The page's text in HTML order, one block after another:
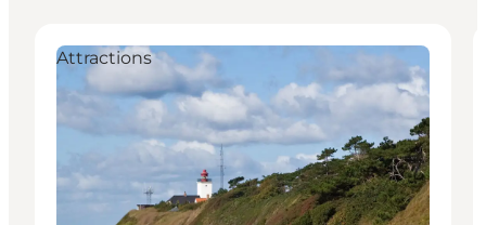
Attractions